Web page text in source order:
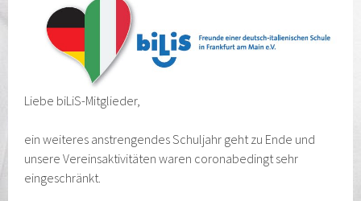
Liebe biLiS-Mitglieder,
ein weiteres anstrengendes Schuljahr geht zu Ende und
unsere Vereinsaktivitäten waren coronabedingt sehr
eingeschränkt.